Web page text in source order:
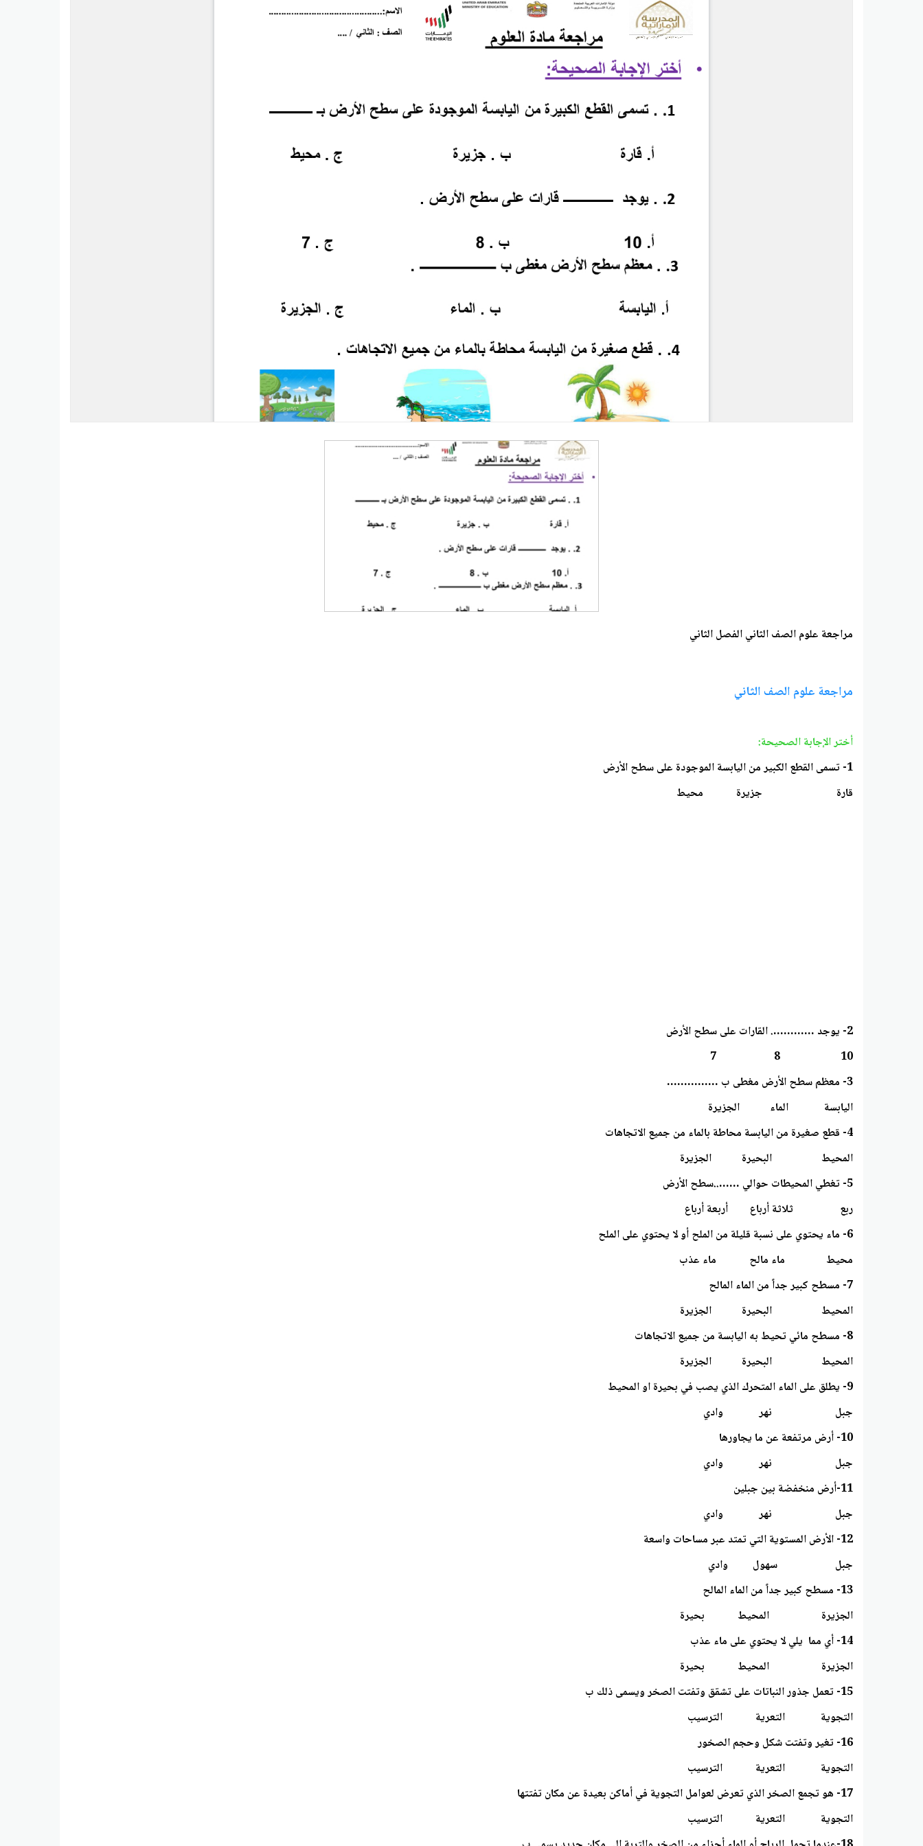
مراجعة علوم الصف الثاني الفصل الثاني
مراجعة علوم الصف الثاني
أختر الإجابة الصحيحة:
1- تسمى القطع الكبير من اليابسة الموجودة على سطح الأرض
قارة جزيرة محيط
2- يوجد …………. القارات على سطح الأرض
10 8 7
3- معظم سطح الأرض مغطى ب ……………
اليابسة الماء الجزيرة
4- قطع صغيرة من اليابسة محاطة بالماء من جميع الاتجاهات
المحيط البحيرة الجزيرة
5- تغطي المحيطات حوالي ……..سطح الأرض
ربع ثلاثة أرباع أربعة أرباع
6- ماء يحتوي على نسبة قليلة من الملح أو لا يحتوي على الملح
محيط ماء مالح ماء عذب
7- مسطح كبير جداً من الماء المالح
المحيط البحيرة الجزيرة
8- مسطح مائي تحيط به اليابسة من جميع الاتجاهات
المحيط البحيرة الجزيرة
9- يطلق على الماء المتحرك الذي يصب في بحيرة او المحيط
جبل نهر وادي
10- أرض مرتفعة عن ما يجاورها
جبل نهر وادي
11-أرض منخفضة بين جبلين
جبل نهر وادي
12- الأرض المستوية التي تمتد عبر مساحات واسعة
جبل سهول وادي
13- مسطح كبير جداً من الماء المالح
الجزيرة المحيط بحيرة
14- أي مما يلي لا يحتوي على ماء عذب
الجزيرة المحيط بحيرة
15- تعمل جذور النباتات على تشقق وتفتت الصخر ويسمى ذلك ب
التجوية التعرية الترسيب
16- تغير وتفتت شكل وحجم الصخور
التجوية التعرية الترسيب
17- هو تجمع الصخر الذي تعرض لعوامل التجوية في أماكن بعيدة عن مكان تفتتها
التجوية التعرية الترسيب